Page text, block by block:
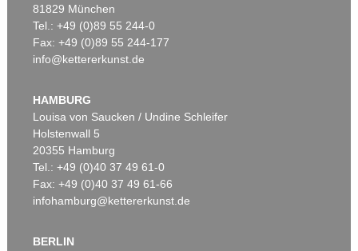
81829 München
Tel.: +49 (0)89 55 244-0
Fax: +49 (0)89 55 244-177
info@kettererkunst.de
HAMBURG
Louisa von Saucken / Undine Schleifer
Holstenwall 5
20355 Hamburg
Tel.: +49 (0)40 37 49 61-0
Fax: +49 (0)40 37 49 61-66
infohamburg@kettererkunst.de
BERLIN